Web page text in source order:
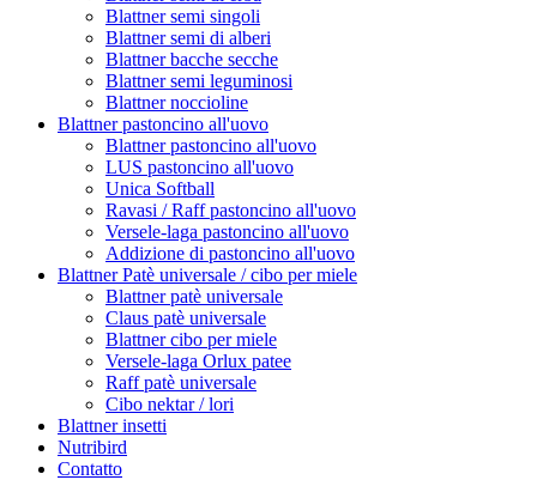
Blattner semi singoli
Blattner semi di alberi
Blattner bacche secche
Blattner semi leguminosi
Blattner noccioline
Blattner pastoncino all'uovo
Blattner pastoncino all'uovo
LUS pastoncino all'uovo
Unica Softball
Ravasi / Raff pastoncino all'uovo
Versele-laga pastoncino all'uovo
Addizione di pastoncino all'uovo
Blattner Patè universale / cibo per miele
Blattner patè universale
Claus patè universale
Blattner cibo per miele
Versele-laga Orlux patee
Raff patè universale
Cibo nektar / lori
Blattner insetti
Nutribird
Contatto